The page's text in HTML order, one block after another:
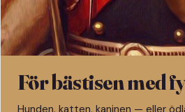
För bästisen med